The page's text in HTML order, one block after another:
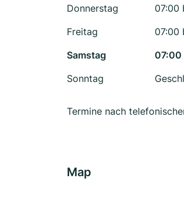
Donnerstag
07:00
Freitag
07:00
Samstag
07:00
Sonntag
Termine nach
Map